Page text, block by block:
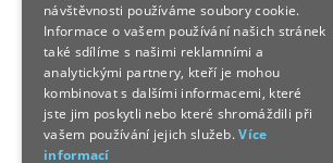
návštěvnosti používáme soubory cookie.
Informace o vašem používání našich stránek
také sdílíme s našimi reklamními a
analytickými partnery, kteří je mohou
kombinovat s dalšími informacemi, které
jste jim poskytli nebo které shromáždili při
vašem používání jejich služeb.Více
informací